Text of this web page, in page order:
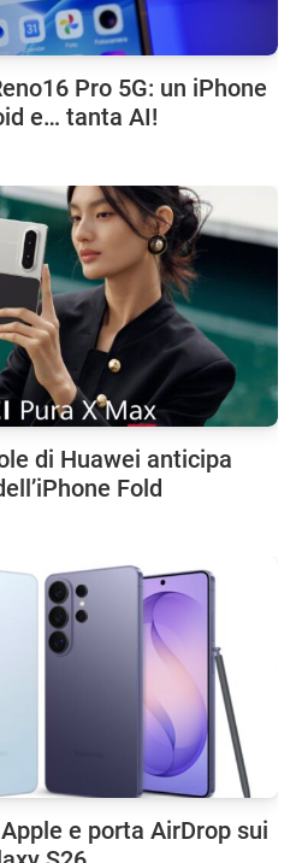
Pro 5G: un iPhone
e… tanta AI!
di Huawei anticipa
Fold
e porta AirDrop sui